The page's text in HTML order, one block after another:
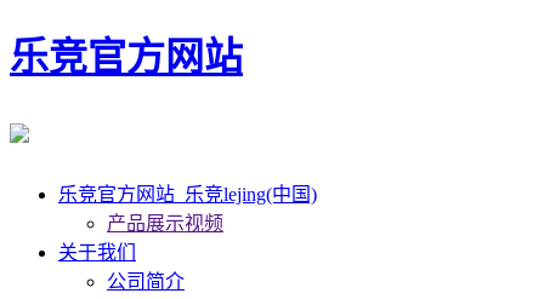
乐竞官方网站
乐竞官方网站_乐竞lejing(中国)
产品展示视频
关于我们
公司简介